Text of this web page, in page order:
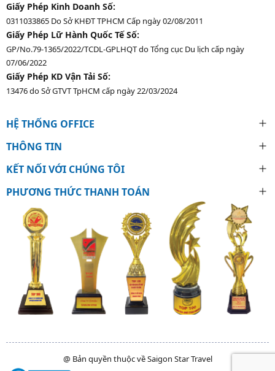
Giấy Phép Kinh Doanh Số:
0311033865 Do Sở KHĐT TPHCM Cấp ngày 02/08/2011
Giấy Phép Lữ Hành Quốc Tế Số:
GP/No.79-1365/2022/TCDL-GPLHQT do Tổng cục Du lịch cấp ngày
07/06/2022
Giấy Phép KD Vận Tải Số:
13476 do Sở GTVT TpHCM cấp ngày 22/03/2024
HỆ THỐNG OFFICE
THÔNG TIN
KẾT NỐI VỚI CHÚNG TÔI
PHƯƠNG THỨC THANH TOÁN
@ Bản quyền thuộc về Saigon Star Travel